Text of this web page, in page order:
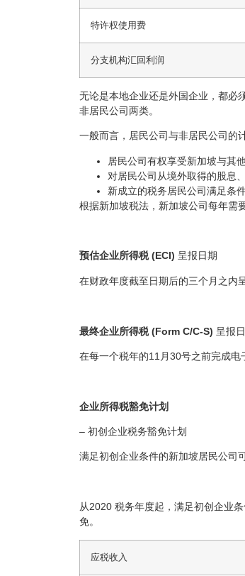
特许权使用费
分支机构汇回利润
无论是本地企业还是外国企业，都必
非居民公司两类。
一般而言，居民公司与非居民公司的
居民公司有权享受新加坡与其
对居民公司从境外取得的股息
新成立的税务居民公司满足条
根据新加坡税法，新加坡公司每年需
预估企业所得税(ECI) 呈报日期
在财政年度截至日期后的三个月之内
最终企业所得税(Form C/C-S) 呈报
在每一个税年的11月30号之前完成
企业所得税豁免计划
– 初创企业税务豁免计划
满足初创企业条件的新加坡居民公司
从2020 税务年度起，满足初创企业
免。
应税收入